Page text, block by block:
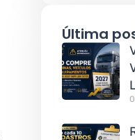
Última